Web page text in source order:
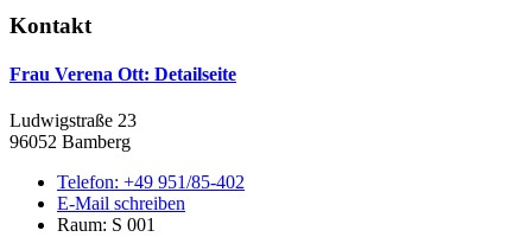
Kontakt
Frau Verena Ott: Detailseite
Ludwigstraße 23
96052 Bamberg
Telefon: +49 951/85-402
E-Mail schreiben
Raum: S 001